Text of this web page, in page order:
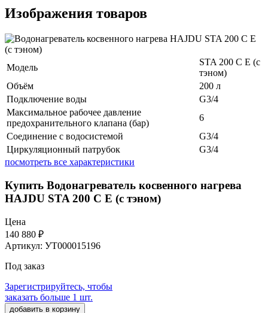
Изображения товаров
Модель
STA 200 С E (c
тэном)
Объём
200 л
Подключение воды
G3/4
Максимальное рабочее давление
предохранительного клапана (бар)
6
Соединение с водосистемой
G3/4
Циркуляционный патрубок
G3/4
посмотреть все характеристики
Купить Водонагреватель косвенного нагрева
HAJDU STA 200 С E (c тэном)
Цена
140 880 ₽
Артикул: УТ000015196
Под заказ
Зарегистрируйтесь, чтобы
заказать больше 1 шт.
добавить в корзину